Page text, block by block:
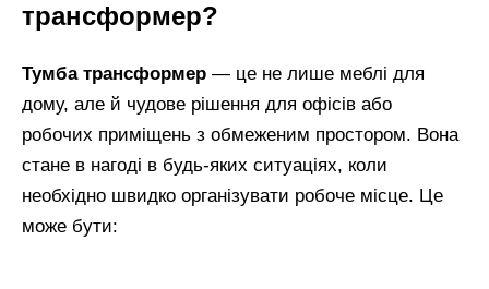
трансформер?
Тумба трансформер — це не лише меблі для
дому, але й чудове рішення для офісів або
робочих приміщень з обмеженим простором. Вона
стане в нагоді в будь-яких ситуаціях, коли
необхідно швидко організувати робоче місце. Це
може бути: